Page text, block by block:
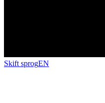
Skift sprogEN